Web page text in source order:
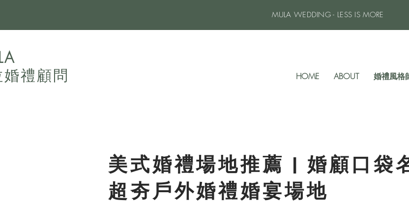
MULA WEDDING - LESS IS MORE
禮顧問 HOME ABOUT 婚禮風格
美式婚禮場地推薦 | 婚顧口袋
超夯戶外婚禮婚宴場地